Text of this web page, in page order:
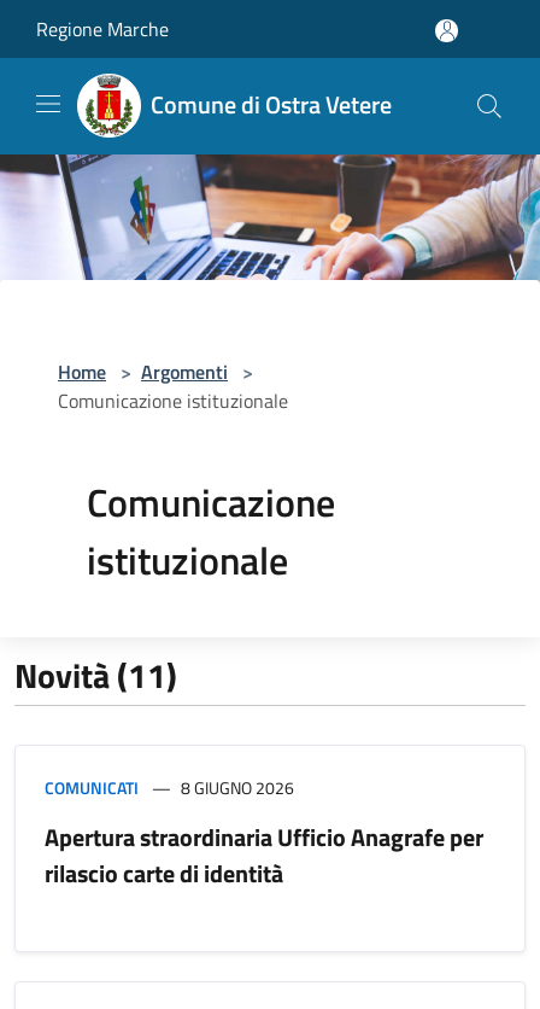
Regione Marche
Comune di Ostra Vetere
Home > Argomenti >
Comunicazione istituzionale
Comunicazione
istituzionale
Novità (11)
COMUNICATI 8 GIUGNO 2026
Apertura straordinaria Ufficio Anagrafe per
rilascio carte di identità